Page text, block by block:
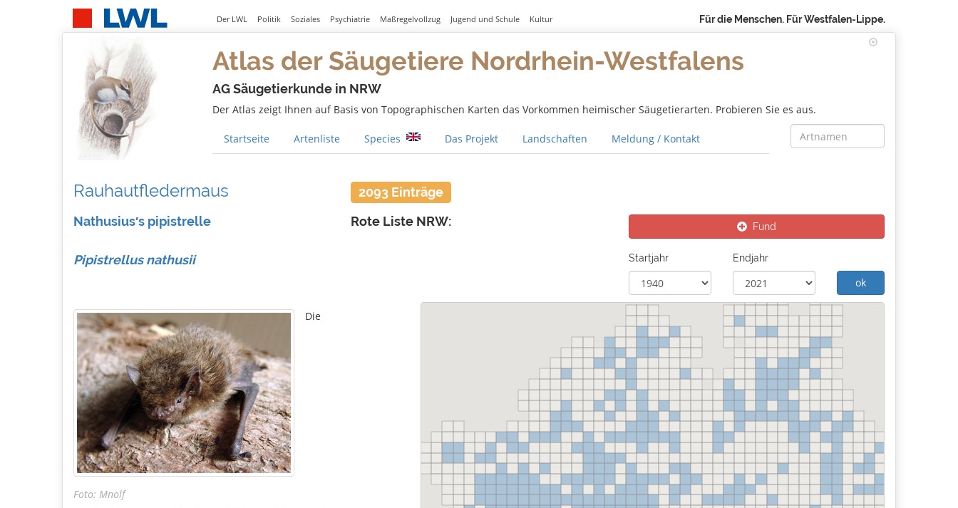
Der LWL Politik Soziales Psychiatrie Maßregelvollzug Jugend und Schule Kultur Für die Menschen. Für Westfalen-Lippe.
Atlas der Säugetiere Nordrhein-Westfalens
AG Säugetierkunde in NRW
Der Atlas zeigt Ihnen auf Basis von Topographischen Karten das Vorkommen heimischer Säugetierarten. Probieren Sie es aus.
Startseite Artenliste Species Das Projekt Landschaften Meldung / Kontakt
Rauhautfledermaus
2093 Einträge
Nathusius′s pipistrelle
Rote Liste NRW: Fund
Pipistrellus nathusii Startjahr Endjahr
ok
Foto: Mnolf
Die